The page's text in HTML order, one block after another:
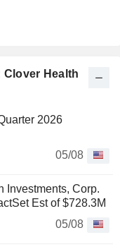
Health
2026
05/08
Investments, Corp.
Est of $728.3M
05/08